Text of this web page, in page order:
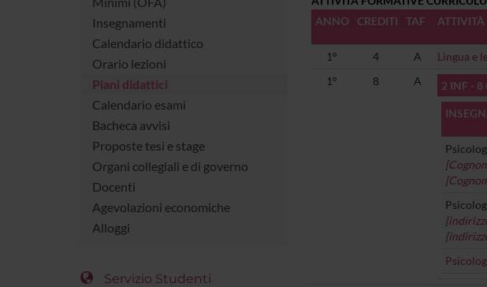
Insegnamenti
Calendario didattico
Orario lezioni
Piani didattici
Calendario esami
Bacheca avvisi
Proposte tesi e stage
Organi collegiali e di governo
Docenti
Agevolazioni economiche
Alloggi
Servizio Studenti
ANNO
CREDITI TAF ATTIVITÀ
1°
4 A Lingua e
1°
8 A 2 INF - 8